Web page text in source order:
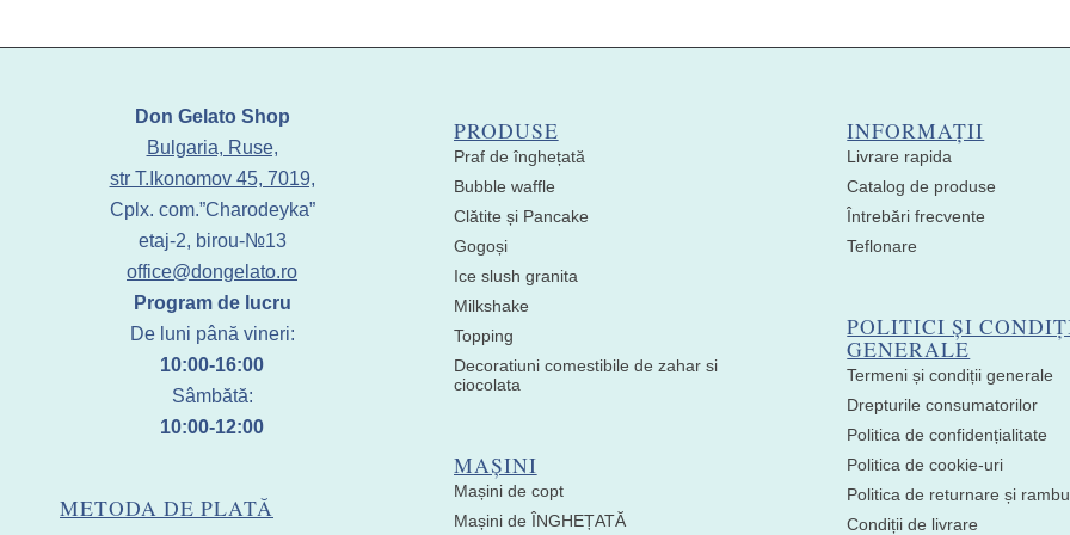
Don Gelato Shop
Bulgaria, Ruse,
str T.Ikonomov 45, 7019,
Cplx. com.”Charodeyka”
etaj-2, birou-№13
office@dongelato.ro
Program de lucru
De luni până vineri:
10:00-16:00
Sâmbătă:
10:00-12:00
METODA DE PLATĂ
PRODUSE
Praf de înghețată
Bubble waffle
Clătite și Pancake
Gogoși
Ice slush granita
Milkshake
Topping
Decoratiuni comestibile de zahar si
ciocolata
MAȘINI
Mașini de copt
Mașini de ÎNGHEȚATĂ
INFORMAȚII
Livrare rapida
Catalog de produse
Întrebări frecvente
Teflonare
POLITICI ȘI
GENERALE
Termeni și condiții generale
Drepturile consumatorilor
Politica de confidențialitate
Politica de cookie-uri
Politica de returnare și
Condiții de livrare